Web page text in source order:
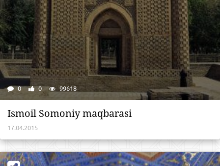
0 0 99618
Ismoil Somoniy maqbarasi
17.04.2015